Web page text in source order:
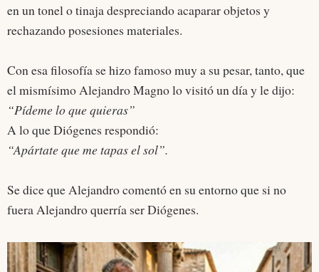
en un tonel o tinaja despreciando acaparar objetos y
rechazando posesiones materiales.
Con esa filosofía se hizo famoso muy a su pesar, tanto, que
el mismísimo Alejandro Magno lo visitó un día y le dijo:
“Pídeme lo que quieras”
A lo que Diógenes respondió:
“Apártate que me tapas el sol”.
Se dice que Alejandro comentó en su entorno que si no
fuera Alejandro querría ser Diógenes.